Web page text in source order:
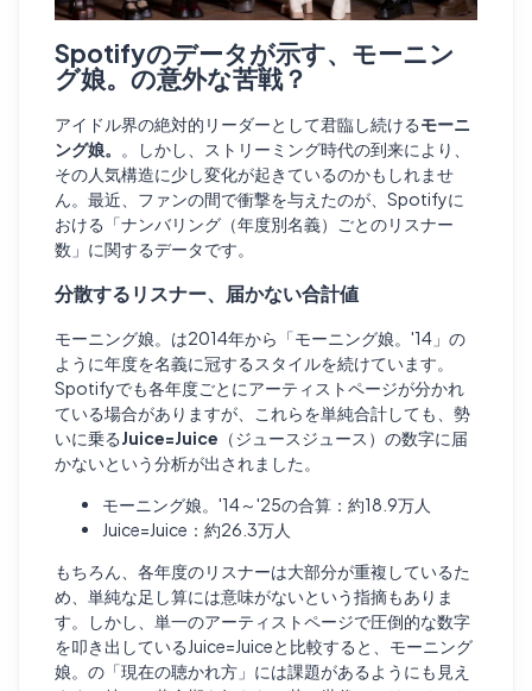
Spotifyのデータが示す、モーニン
グ娘。の意外な苦戦？
アイドル界の絶対的リーダーとして君臨し続けるモーニ
ング娘。
。しかし、ストリーミング時代の到来により、
その人気構造に少し変化が起きているのかもしれませ
ん。最近、ファンの間で衝撃を与えたのが、Spotifyに
おける「ナンバリング（年度別名義）ごとのリスナー
数」に関するデータです。
分散するリスナー、届かない合計値
モーニング娘。は2014年から「モーニング娘。'14」の
ように年度を名義に冠するスタイルを続けています。
Spotifyでも各年度ごとにアーティストページが分かれ
ている場合がありますが、これらを単純合計しても、勢
いに乗る Juice=Juice （ジュースジュース）の数字に届
かないという分析が出されました。
モーニング娘。'14～'25の合算：約18.9万人
Juice=Juice：約26.3万人
もちろん、各年度のリスナーは大部分が重複しているた
め、単純な足し算には意味がないという指摘もありま
す。しかし、単一のアーティストページで圧倒的な数字
を叩き出しているJuice=Juiceと比較すると、モーニング
娘。の「現在の聴かれ方」には課題があるようにも見え